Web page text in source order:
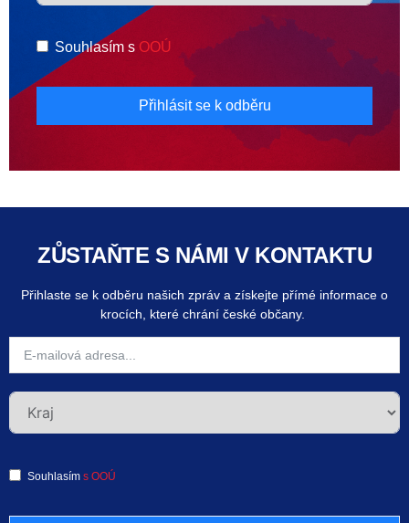
Souhlasím s OOÚ
Přihlásit se k odběru
ZŮSTAŇTE S NÁMI V KONTAKTU
Přihlaste se k odběru našich zpráv a získejte přímé informace o
krocích, které chrání české občany.
Souhlasím s OOÚ